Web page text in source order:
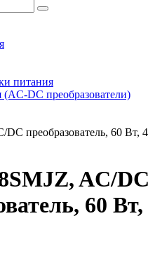
питания
DC преобразователи)
преобразователь, 60 Вт,
AC/DC
60